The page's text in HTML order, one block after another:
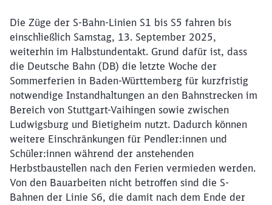
Die Züge der S-Bahn-Linien S1 bis S5 fahren bis
einschließlich Samstag, 13. September 2025,
weiterhin im Halbstundentakt. Grund dafür ist, dass
die Deutsche Bahn (DB) die letzte Woche der
Sommerferien in Baden-Württemberg für kurzfristig
notwendige Instandhaltungen an den Bahnstrecken im
Bereich von Stuttgart-Vaihingen sowie zwischen
Ludwigsburg und Bietigheim nutzt. Dadurch können
weitere Einschränkungen für Pendler:innen und
Schüler:innen während der anstehenden
Herbstbaustellen nach den Ferien vermieden werden.
Von den Bauarbeiten nicht betroffen sind die S-
Bahnen der Linie S6, die damit nach dem Ende der